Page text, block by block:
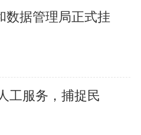
数据管理局正式挂
工服务，捕捉民